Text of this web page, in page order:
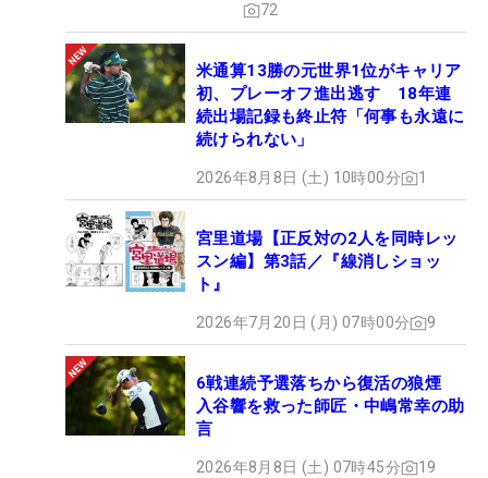
72
米通算13勝の元世界1位がキャリア
初、プレーオフ進出逃す 18年連
続出場記録も終止符「何事も永遠に
続けられない」
2026年8月8日 (土) 10時00分 1
宮里道場【正反対の2人を同時レッ
スン編】第3話／『線消しショッ
ト』
2026年7月20日 (月) 07時00分 9
6戦連続予選落ちから復活の狼煙
入谷響を救った師匠・中嶋常幸の助
言
2026年8月8日 (土) 07時45分 19